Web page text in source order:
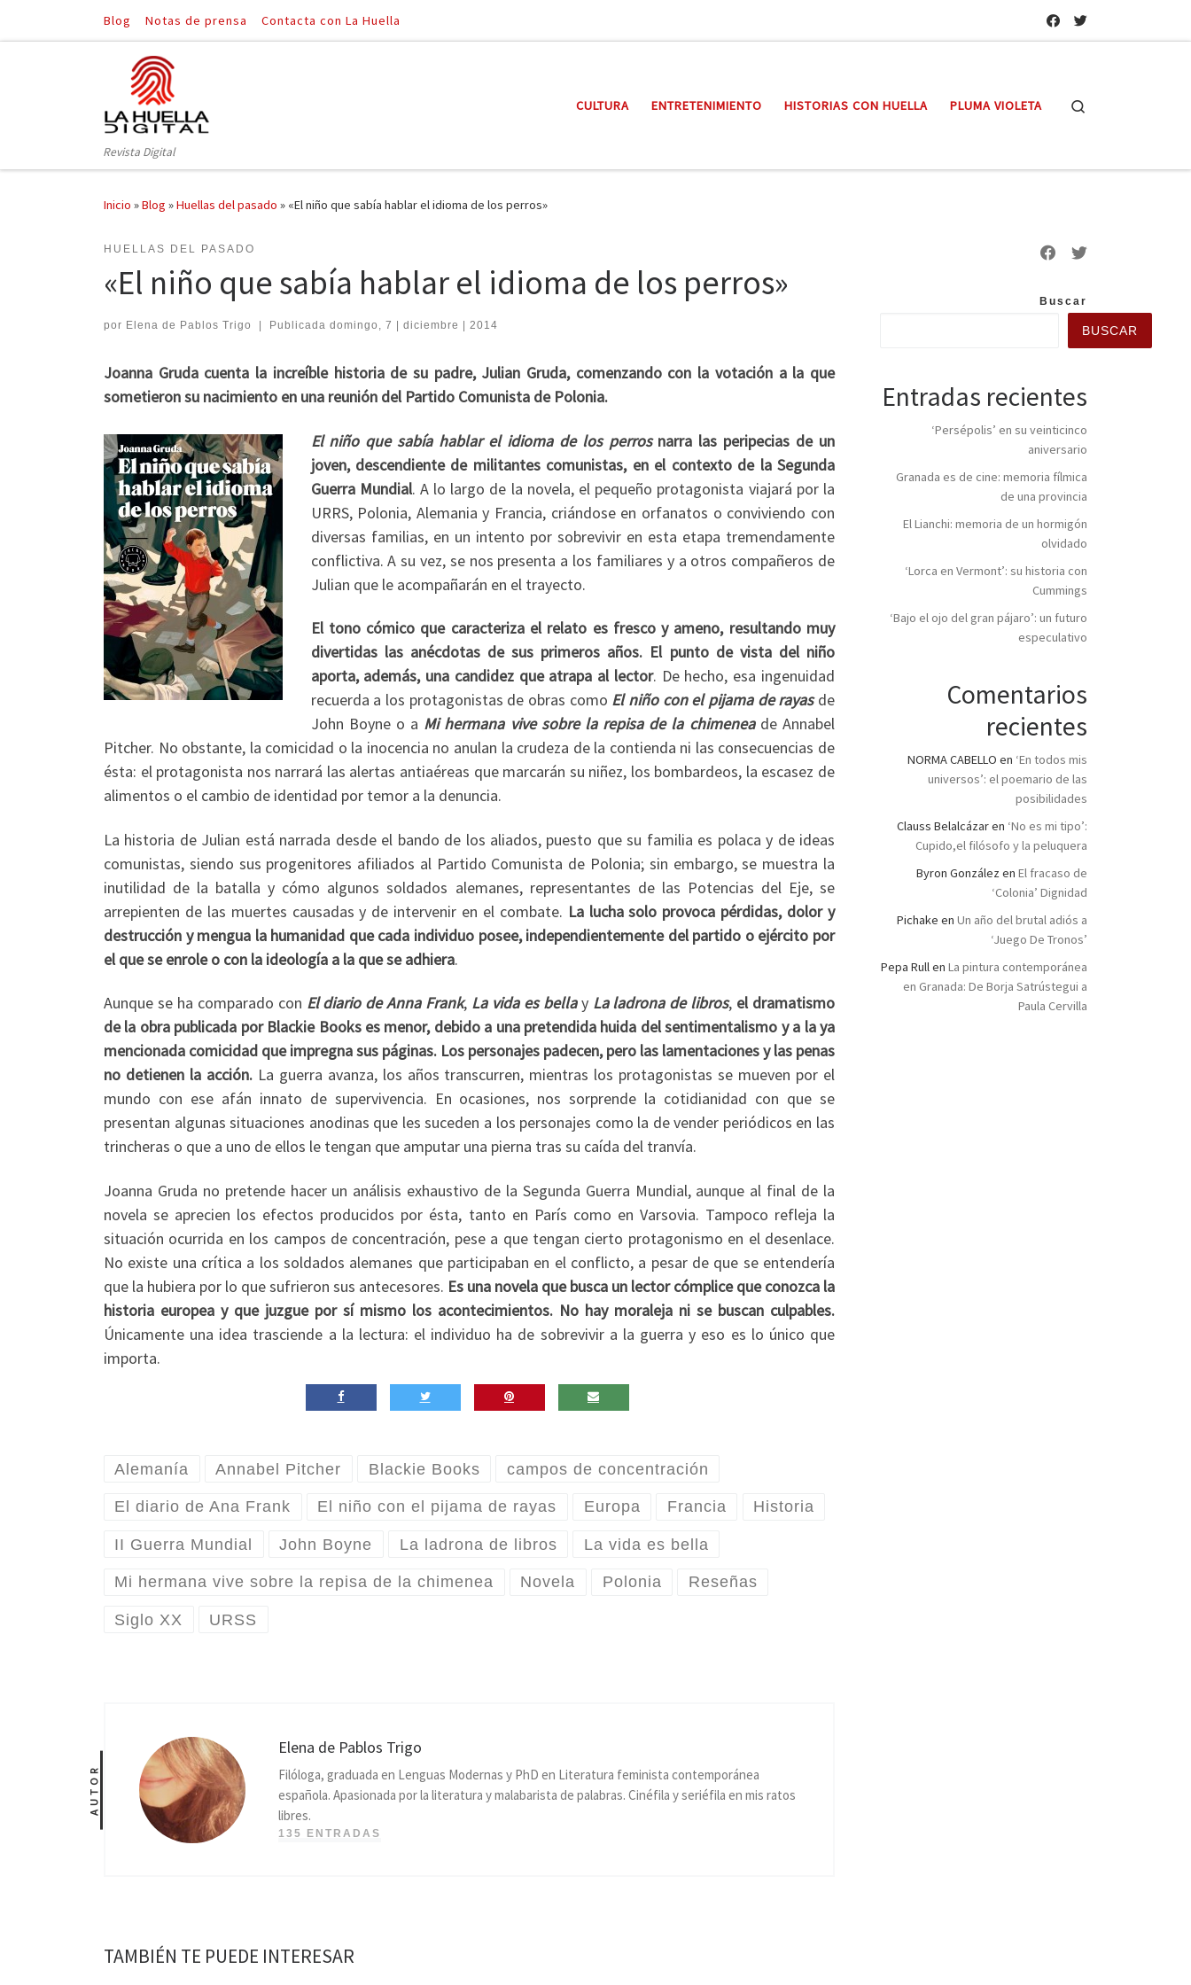
Saltar al contenido
Blog Notas de prensa Contacta con La Huella
Revista Digital
CULTURA ENTRETENIMIENTO HISTORIAS CON HUELLA PLUMA VIOLETA
Inicio »Blog »Huellas del pasado » «El niño que sabía hablar el idioma de los perros»
HUELLAS DEL PASADO
«El niño que sabía hablar el idioma de los perros»
por Elena de Pablos Trigo Publicada domingo, 7 | diciembre | 2014
Joanna Gruda cuenta la increíble historia de su padre, Julian Gruda, comenzando con la votación a la que
sometieron su nacimiento en una reunión del Partido Comunista de Polonia.
El niño que sabía hablar el idioma de los perrosnarra las peripecias de un
joven, descendiente de militantes comunistas, en el contexto de la Segunda
Guerra Mundial. A lo largo de la novela, el pequeño protagonista viajará por la
URRS, Polonia, Alemania y Francia, criándose en orfanatos o conviviendo con
diversas familias, en un intento por sobrevivir en esta etapa tremendamente
conflictiva. A su vez, se nos presenta a los familiares y a otros compañeros de
Julian que le acompañarán en el trayecto.
El tono cómico que caracteriza el relato es fresco y ameno, resultando muy
divertidas las anécdotas de sus primeros años. El punto de vista del niño
aporta, además, una candidez que atrapa al lector. De hecho, esa ingenuidad
recuerda a los protagonistas de obras como El niño con el pijama de rayasde
John Boyne o a Mi hermana vive sobre la repisa de la chimeneade Annabel
Pitcher. No obstante, la comicidad o la inocencia no anulan la crudeza de la contienda ni las consecuencias de
ésta: el protagonista nos narrará las alertas antiaéreas que marcarán su niñez, los bombardeos, la escasez de
alimentos o el cambio de identidad por temor a la denuncia.
La historia de Julian está narrada desde el bando de los aliados, puesto que su familia es polaca y de ideas
comunistas, siendo sus progenitores afiliados al Partido Comunista de Polonia; sin embargo, se muestra la
inutilidad de la batalla y cómo algunos soldados alemanes, representantes de las Potencias del Eje, se
arrepienten de las muertes causadas y de intervenir en el combate. La lucha solo provoca pérdidas, dolor y
destrucción y mengua la humanidad que cada individuo posee, independientemente del partido o ejército por
el que se enrole o con la ideología a la que se adhiera.
Aunque se ha comparado con El diario de Anna Frank, La vida es bellay La ladrona de libros, el dramatismo
de la obra publicada por Blackie Books es menor, debido a una pretendida huida del sentimentalismo y a la ya
mencionada comicidad que impregna sus páginas. Los personajes padecen, pero las lamentaciones y las penas
no detienen la acción.La guerra avanza, los años transcurren, mientras los protagonistas se mueven por el
mundo con ese afán innato de supervivencia. En ocasiones, nos sorprende la cotidianidad con que se
presentan algunas situaciones anodinas que les suceden a los personajes como la de vender periódicos en las
trincheras o que a uno de ellos le tengan que amputar una pierna tras su caída del tranvía.
Joanna Gruda no pretende hacer un análisis exhaustivo de la Segunda Guerra Mundial, aunque al final de la
novela se aprecien los efectos producidos por ésta, tanto en París como en Varsovia. Tampoco refleja la
situación ocurrida en los campos de concentración, pese a que tengan cierto protagonismo en el desenlace.
No existe una crítica a los soldados alemanes que participaban en el conflicto, a pesar de que se entendería
que la hubiera por lo que sufrieron sus antecesores. Es una novela que busca un lector cómplice que conozca la
historia europea y que juzgue por sí mismo los acontecimientos. No hay moraleja ni se buscan culpables.
Únicamente una idea trasciende a la lectura: el individuo ha de sobrevivir a la guerra y eso es lo único que
importa.
Alemanía Annabel Pitcher Blackie Books campos de concentración
El diario de Ana Frank El niño con el pijama de rayas Europa Francia Historia
II Guerra Mundial John Boyne La ladrona de libros La vida es bella
Mi hermana vive sobre la repisa de la chimenea Novela Polonia Reseñas
Siglo XX URSS
AUTOR
Elena de Pablos Trigo
Filóloga, graduada en Lenguas Modernas y PhD en Literatura feminista contemporánea
española. Apasionada por la literatura y malabarista de palabras. Cinéfila y seriéfila en mis ratos
libres.
135 ENTRADAS
TAMBIÉN TE PUEDE INTERESAR
Buscar
BUSCAR
Entradas recientes
‘Persépolis’ en su veinticinco
aniversario
Granada es de cine: memoria fílmica
de una provincia
El Lianchi: memoria de un hormigón
olvidado
‘Lorca en Vermont’: su historia con
Cummings
‘Bajo el ojo del gran pájaro’: un futuro
especulativo
Comentarios
recientes
NORMA CABELLO en ‘En todos mis
universos’: el poemario de las
posibilidades
Clauss Belalcázaren ‘No es mi tipo’:
Cupido,el filósofo y la peluquera
Byron González en El fracaso de
‘Colonia’ Dignidad
Pichake en Un año del brutal adiós a
‘Juego De Tronos’
Pepa Rullen La pintura contemporánea
en Granada: De Borja Satrústegui a
Paula Cervilla